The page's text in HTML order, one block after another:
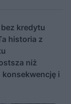
kredytu
historia z
niż
konsekwencję i